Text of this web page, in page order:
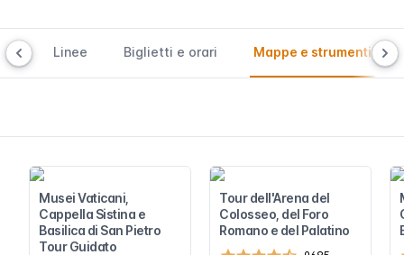
Linee Biglietti e orari Mappe e strumenti
Musei Vaticani,
Cappella Sistina e
Basilica di San Pietro
Tour Guidato
Tour dell'Arena del
Colosseo, del Foro
Romano e del Palatino